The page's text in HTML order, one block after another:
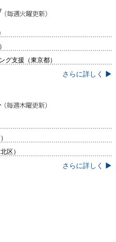
支援（東京都）
さらに詳しく ▶
区）
さらに詳しく ▶